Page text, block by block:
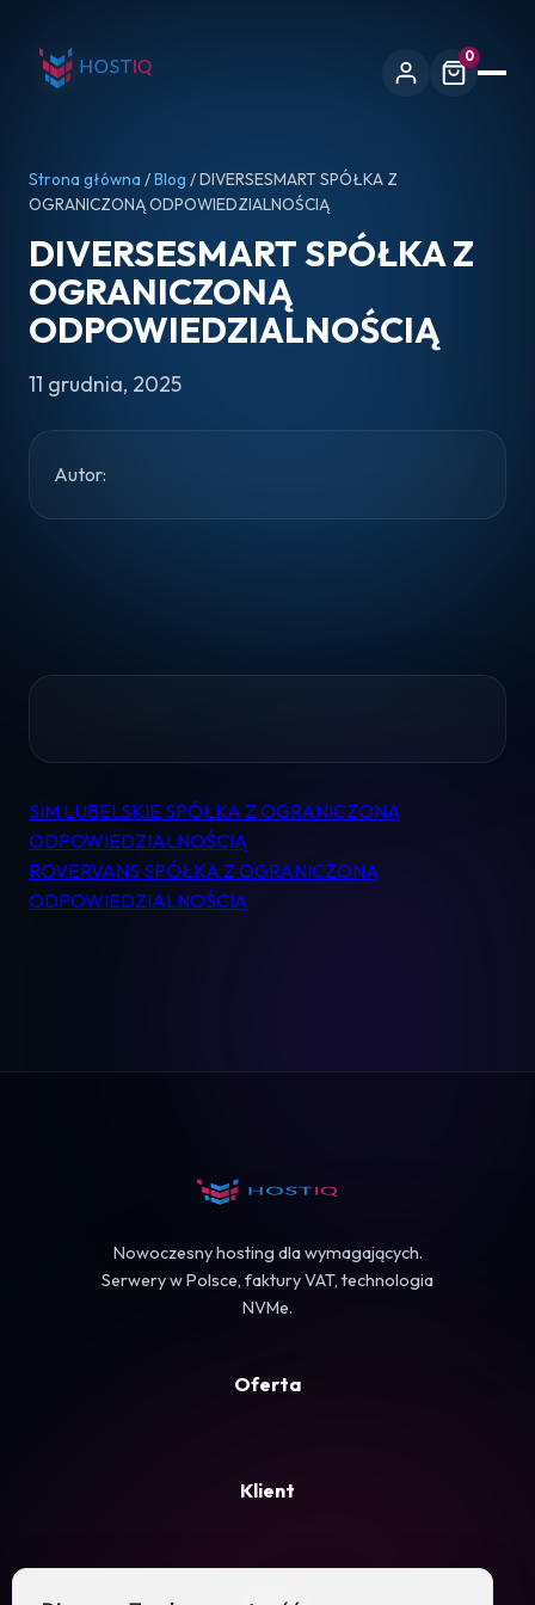
0
Pomoc
Kontakt
Strona główna /Blog / DIVERSESMART SPÓŁKA Z
OGRANICZONĄ ODPOWIEDZIALNOŚCIĄ
DIVERSESMART SPÓŁKA Z
OGRANICZONĄ
ODPOWIEDZIALNOŚCIĄ
11 grudnia, 2025
Autor:
Nawigacja
wpisu
SIM LUBELSKIE SPÓŁKA Z OGRANICZONĄ
ODPOWIEDZIALNOŚCIĄ
ROVERVANS SPÓŁKA Z OGRANICZONĄ
ODPOWIEDZIALNOŚCIĄ
Nowoczesny hosting dla wymagających.
Serwery w Polsce, faktury VAT, technologia
NVMe.
Oferta
Klient
Firma